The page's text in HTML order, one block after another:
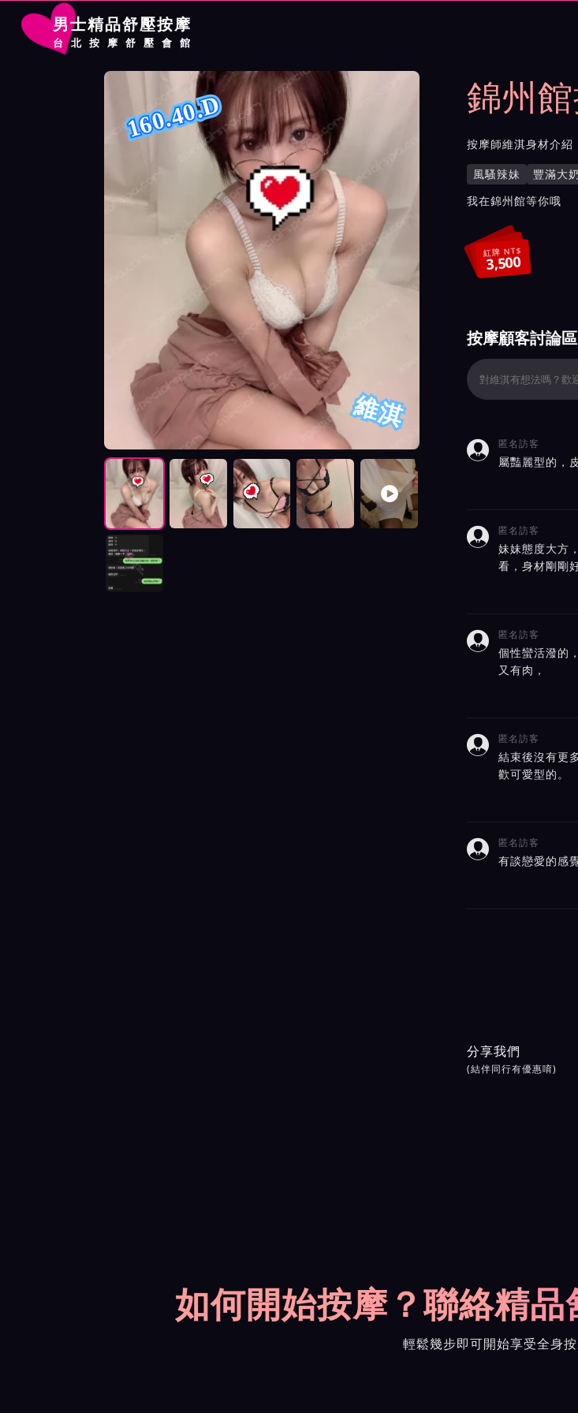
男士精品舒壓按摩
台北按摩舒壓會館
錦州館按摩師維淇詳細介紹
錦州
按摩師維淇身材介紹
按摩師維淇
風騷辣妹 豐滿大奶
按摩師維淇
我在錦州館等你哦
紅牌 NT$
3,500
錦州館按摩師維淇照片展示與影片介紹及客戶評價截屏
維淇
160.40.D
按摩師維淇照片展示與影片介紹及客戶評價截屏展示
按摩顧客討論區
 匿名訪客
屬豔麗型的，
 匿名訪客
妹妹態度大方
看，身材剛剛
 匿名訪客
個性蠻活潑的
又有肉，
 匿名訪客
結束後沒有更
歡可愛型的。
 匿名訪客
有談戀愛的感
分享我們
(結伴同行有優惠唷)
如何開始按摩？聯絡精品
輕鬆幾步即可開始享受全身